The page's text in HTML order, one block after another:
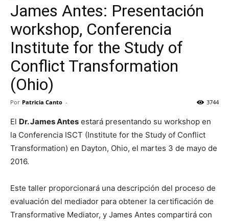
James Antes: Presentación
workshop, Conferencia
Institute for the Study of
Conflict Transformation
(Ohio)
Por Patricia Canto - 3744
El Dr. James Antes estará presentando su workshop en
la Conferencia ISCT (Institute for the Study of Conflict
Transformation) en Dayton, Ohio, el martes 3 de mayo de
2016.
Este taller proporcionará una descripción del proceso de
evaluación del mediador para obtener la certificación de
Transformative Mediator, y James Antes compartirá con